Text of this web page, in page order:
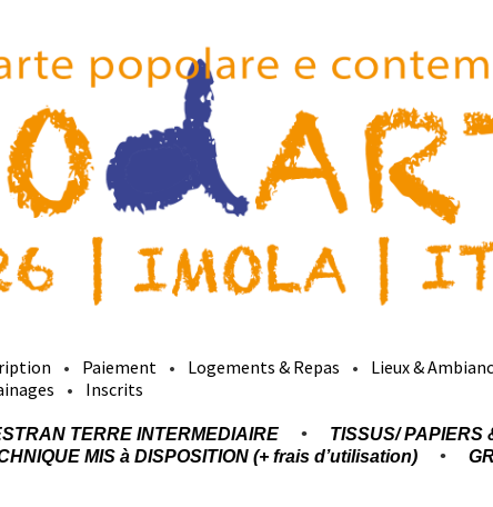
Paiement Logements & Repas Lieux &
Inscrits
TERRE INTERMEDIAIRE TISSUS/ PAPIERS
MIS à DISPOSITION (+ frais d’utilisation)